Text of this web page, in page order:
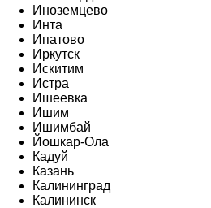
Иноземцево
Инта
Ипатово
Иркутск
Искитим
Истра
Ишеевка
Ишим
Ишимбай
Йошкар-Ола
Кадуй
Казань
Калининград
Калининск